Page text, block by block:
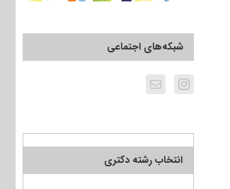
شبکه‌های اجتماعی
انتخاب رشته دکتری